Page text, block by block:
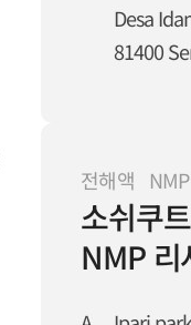
Desa
81400
전해액
소쉬쿠
NMP 리